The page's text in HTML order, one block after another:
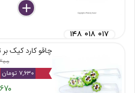
delete
remove
add
۱۴۸ ۰۱۸ ۰۱۷
چاقو کارد کیک بر
۷,۶۳۰ تومان